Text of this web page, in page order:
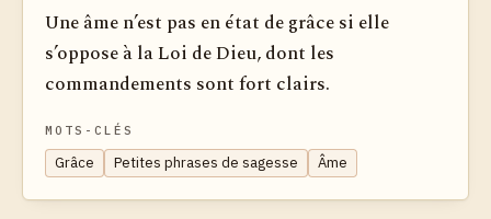
Une âme n’est pas en état de grâce si elle
s’oppose à la Loi de Dieu, dont les
commandements sont fort clairs.
MOTS-CLÉS
Grâce Petites phrases de sagesse Âme